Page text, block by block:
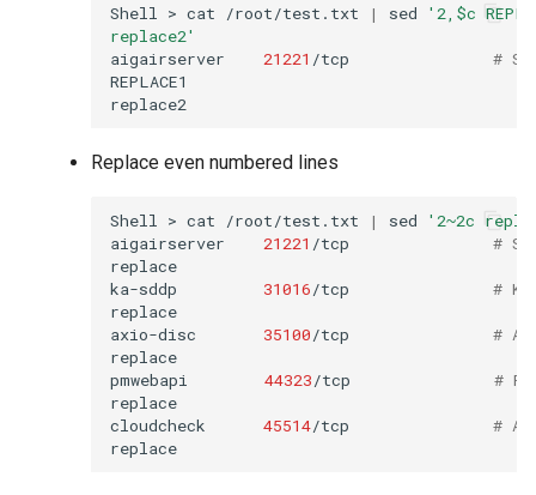
Shell > cat /root/test.txt | sed
'2,$c
replace2'
aigairserver
21221 /tcp
#
REPLACE1
Replace even numbered lines
Shell > cat /root/test.txt | sed
'2~2c
aigairserver
21221 /tcp
#
replace
ka-sddp
31016/tcp
#
replace
axio-disc
35100/tcp
#
replace
pmwebapi
44323/tcp
#
replace
cloudcheck
45514/tcp
#